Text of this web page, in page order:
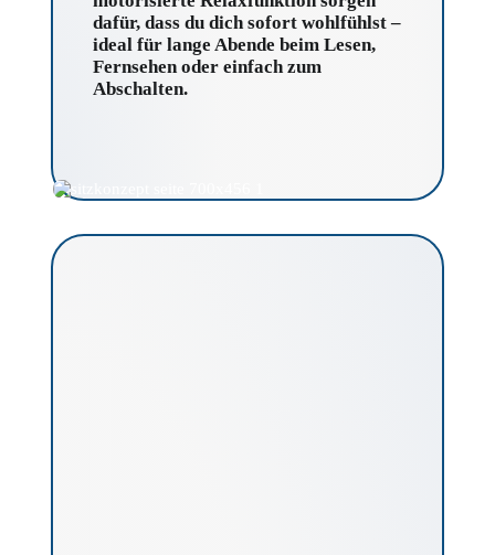
dafür, dass du dich sofort wohlfühlst –
ideal für lange Abende beim Lesen,
Fernsehen oder einfach zum
Abschalten.